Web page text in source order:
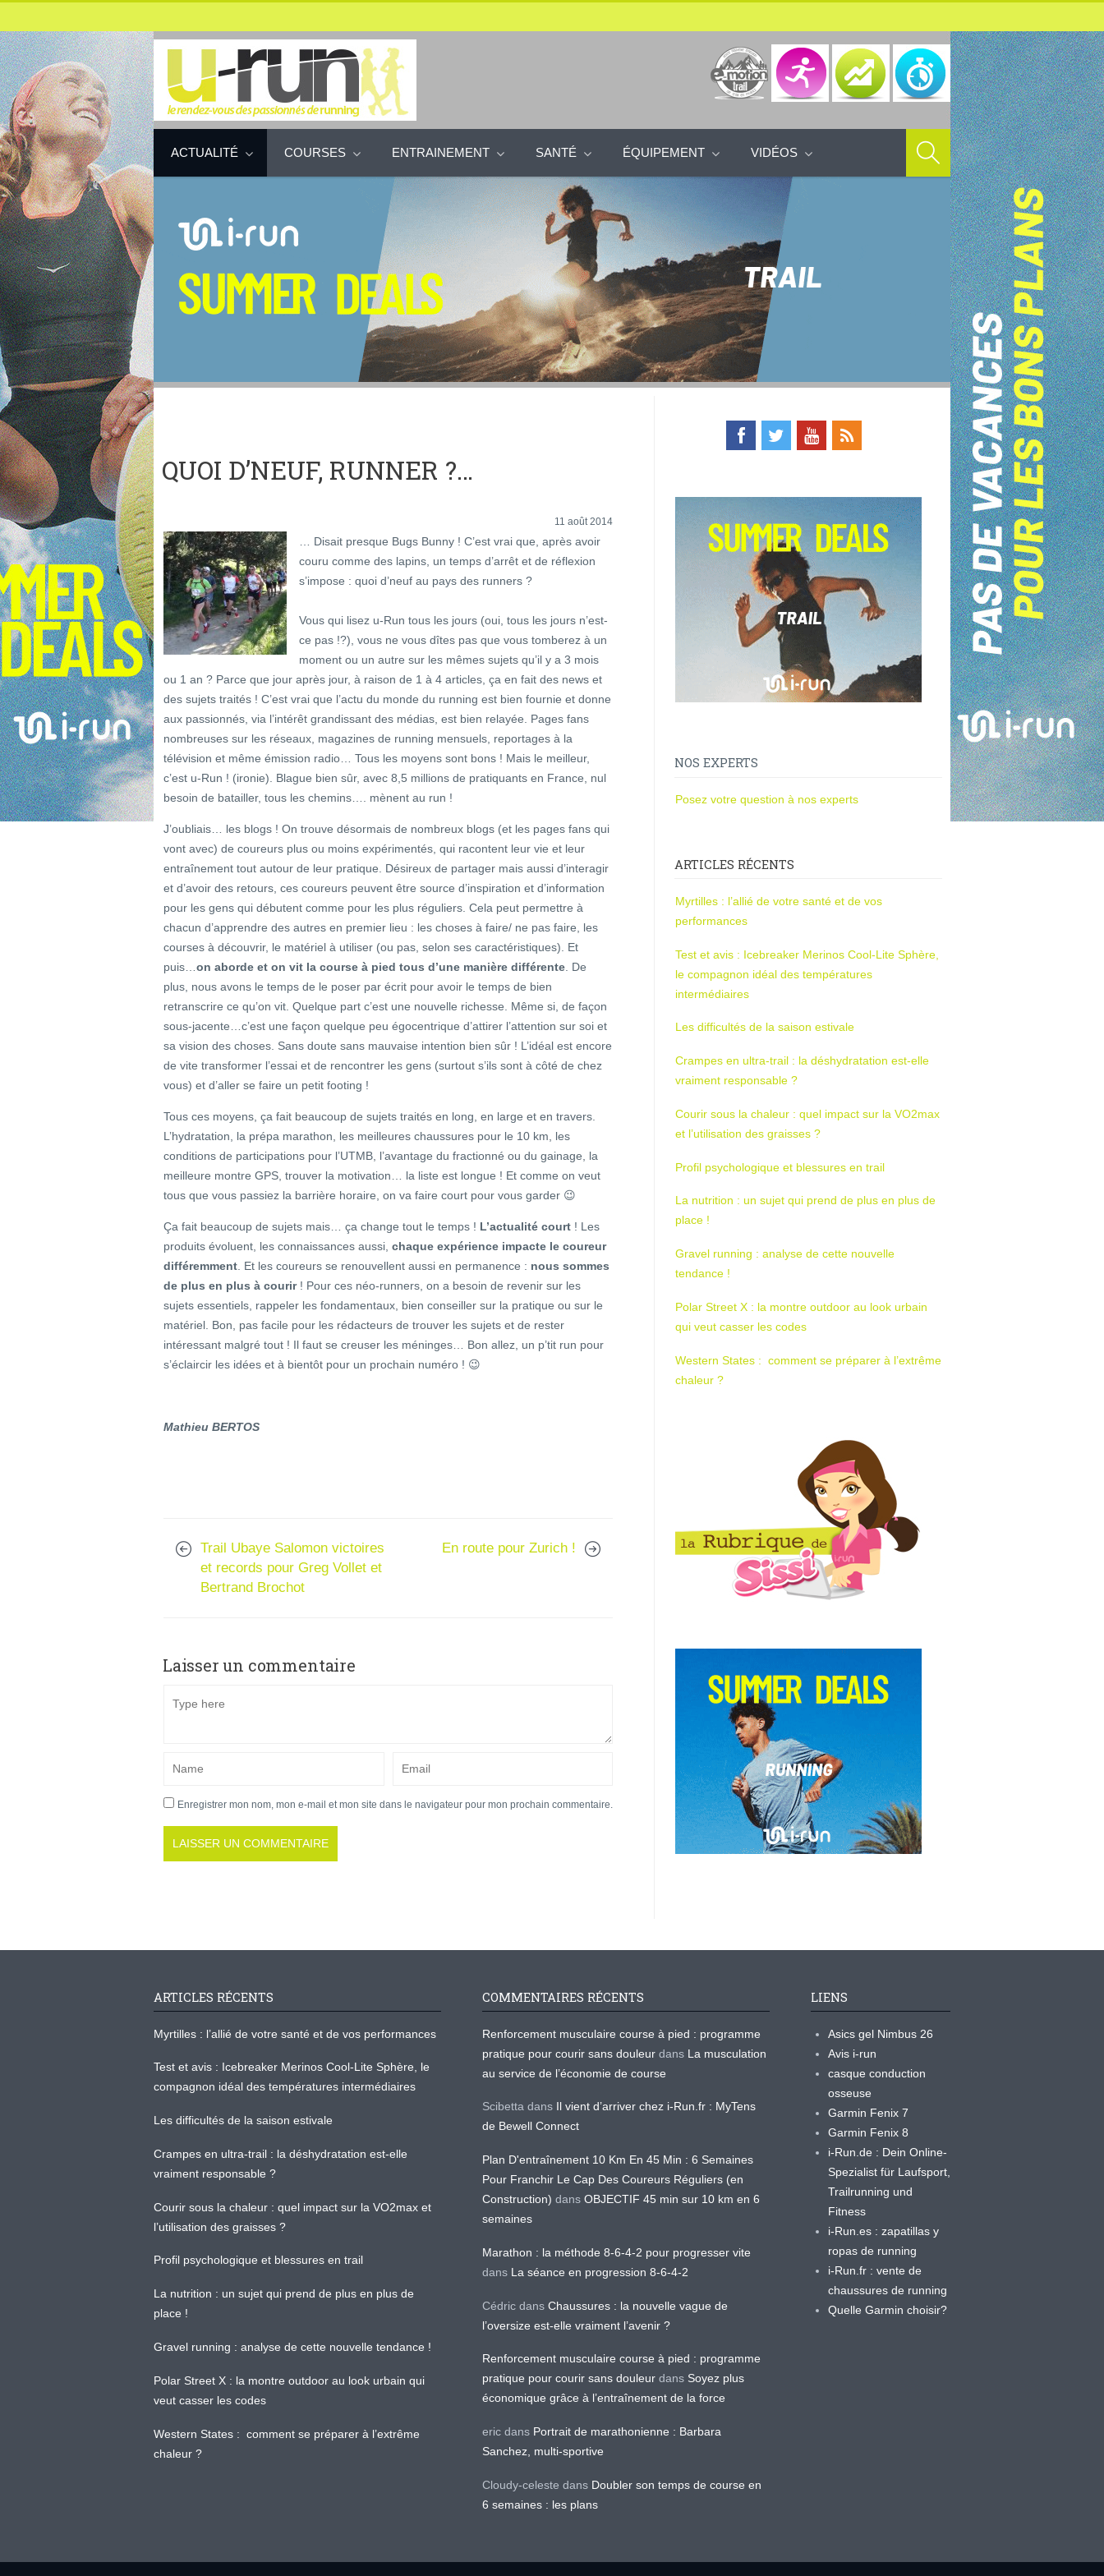
ACTUALITÉ COURSES ENTRAINEMENT SANTÉ ÉQUIPEMENT VIDÉOS
QUOI D’NEUF, RUNNER ?…
11 août 2014
… Disait presque Bugs Bunny ! C’est vrai que, après avoir
couru comme des lapins, un temps d’arrêt et de réflexion
s’impose : quoi d’neuf au pays des runners ?
Vous qui lisez u-Run tous les jours (oui, tous les jours n’est-
ce pas !?), vous ne vous dîtes pas que vous tomberez à un
moment ou un autre sur les mêmes sujets qu’il y a 3 mois
ou 1 an ? Parce que jour après jour, à raison de 1 à 4 articles, ça en fait des news et
des sujets traités ! C’est vrai que l’actu du monde du running est bien fournie et donne
aux passionnés, via l’intérêt grandissant des médias, est bien relayée. Pages fans
nombreuses sur les réseaux, magazines de running mensuels, reportages à la
télévision et même émission radio… Tous les moyens sont bons ! Mais le meilleur,
c’est u-Run ! (ironie). Blague bien sûr, avec 8,5 millions de pratiquants en France, nul
besoin de batailler, tous les chemins…. mènent au run !
J’oubliais… les blogs ! On trouve désormais de nombreux blogs (et les pages fans qui
vont avec) de coureurs plus ou moins expérimentés, qui racontent leur vie et leur
entraînement tout autour de leur pratique. Désireux de partager mais aussi d’interagir
et d’avoir des retours, ces coureurs peuvent être source d’inspiration et d’information
pour les gens qui débutent comme pour les plus réguliers. Cela peut permettre à
chacun d’apprendre des autres en premier lieu : les choses à faire/ ne pas faire, les
courses à découvrir, le matériel à utiliser (ou pas, selon ses caractéristiques). Et
puis… on aborde et on vit la course à pied tous d’une manière différente . De
plus, nous avons le temps de le poser par écrit pour avoir le temps de bien
retranscrire ce qu’on vit. Quelque part c’est une nouvelle richesse. Même si, de façon
sous-jacente…c’est une façon quelque peu égocentrique d’attirer l’attention sur soi et
sa vision des choses. Sans doute sans mauvaise intention bien sûr ! L’idéal est encore
de vite transformer l’essai et de rencontrer les gens (surtout s’ils sont à côté de chez
vous) et d’aller se faire un petit footing !
Tous ces moyens, ça fait beaucoup de sujets traités en long, en large et en travers.
L’hydratation, la prépa marathon, les meilleures chaussures pour le 10 km, les
conditions de participations pour l’UTMB, l’avantage du fractionné ou du gainage, la
meilleure montre GPS, trouver la motivation… la liste est longue ! Et comme on veut
tous que vous passiez la barrière horaire, on va faire court pour vous garder 😉
Ça fait beaucoup de sujets mais… ça change tout le temps ! L’actualité court ! Les
produits évoluent, les connaissances aussi, chaque expérience impacte le coureur
différemment . Et les coureurs se renouvellent aussi en permanence : nous sommes
de plus en plus à courir! Pour ces néo-runners, on a besoin de revenir sur les
sujets essentiels, rappeler les fondamentaux, bien conseiller sur la pratique ou sur le
matériel. Bon, pas facile pour les rédacteurs de trouver les sujets et de rester
intéressant malgré tout ! Il faut se creuser les méninges… Bon allez, un p’tit run pour
s’éclaircir les idées et à bientôt pour un prochain numéro ! 😉
Mathieu BERTOS
Trail Ubaye Salomon victoires
et records pour Greg Vollet et
Bertrand Brochot
En route pour Zurich !
Laisser un commentaire
Enregistrer mon nom, mon e-mail et mon site dans le navigateur pour mon prochain commentaire.
NOS EXPERTS
Posez votre question à nos experts
ARTICLES RÉCENTS
Myrtilles : l’allié de votre santé et de vos
performances
Test et avis : Icebreaker Merinos Cool-Lite Sphère,
le compagnon idéal des températures
intermédiaires
Les difficultés de la saison estivale
Crampes en ultra-trail : la déshydratation est-elle
vraiment responsable ?
Courir sous la chaleur : quel impact sur la VO2max
et l’utilisation des graisses ?
Profil psychologique et blessures en trail
La nutrition : un sujet qui prend de plus en plus de
place !
Gravel running : analyse de cette nouvelle
tendance !
Polar Street X : la montre outdoor au look urbain
qui veut casser les codes
Western States : comment se préparer à l’extrême
chaleur ?
ARTICLES RÉCENTS
Myrtilles : l’allié de votre santé et de vos performances
Test et avis : Icebreaker Merinos Cool-Lite Sphère, le
compagnon idéal des températures intermédiaires
Les difficultés de la saison estivale
Crampes en ultra-trail : la déshydratation est-elle
vraiment responsable ?
Courir sous la chaleur : quel impact sur la VO2max et
l’utilisation des graisses ?
Profil psychologique et blessures en trail
La nutrition : un sujet qui prend de plus en plus de
place !
Gravel running : analyse de cette nouvelle tendance !
Polar Street X : la montre outdoor au look urbain qui
veut casser les codes
Western States : comment se préparer à l’extrême
chaleur ?
COMMENTAIRES RÉCENTS
Renforcement musculaire course à pied : programme
pratique pour courir sans douleur dans La musculation
au service de l’économie de course
Scibetta dans Il vient d’arriver chez i-Run.fr : MyTens
de Bewell Connect
Plan D'entraînement 10 Km En 45 Min : 6 Semaines
Pour Franchir Le Cap Des Coureurs Réguliers (en
Construction) dans OBJECTIF 45 min sur 10 km en 6
semaines
Marathon : la méthode 8-6-4-2 pour progresser vite
dans La séance en progression 8-6-4-2
Cédric dans Chaussures : la nouvelle vague de
l’oversize est-elle vraiment l’avenir ?
Renforcement musculaire course à pied : programme
pratique pour courir sans douleur dans Soyez plus
économique grâce à l’entraînement de la force
eric dans Portrait de marathonienne : Barbara
Sanchez, multi-sportive
Cloudy-celeste dans Doubler son temps de course en
6 semaines : les plans
LIENS
Asics gel Nimbus 26
Avis i-run
casque conduction
osseuse
Garmin Fenix 7
Garmin Fenix 8
i-Run.de : Dein Online-
Spezialist für Laufsport,
Trailrunning und
Fitness
i-Run.es : zapatillas y
ropas de running
i-Run.fr : vente de
chaussures de running
Quelle Garmin choisir?